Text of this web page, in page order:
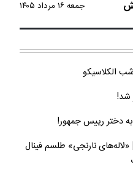
جمعه ۱۶ مرداد ۱۴۰۵
الکلاسیکو
شد!
دختر رییس جمهور!
هلند در آستانه جام جهانی ۲۰۲۶ | «لاله‌های نارنجی» طلسم فینال